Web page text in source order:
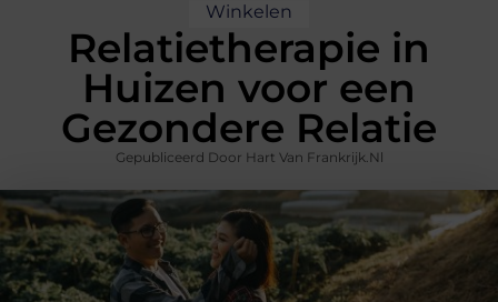
Winkelen
Relatietherapie in
Huizen voor een
Gezondere Relatie
Gepubliceerd Door Hart Van Frankrijk.nl